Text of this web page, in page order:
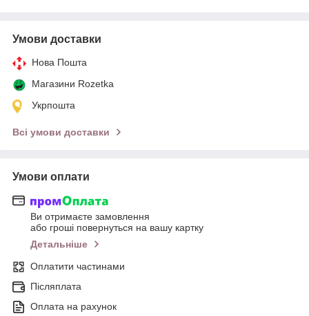
Умови доставки
Нова Пошта
Магазини Rozetka
Укрпошта
Всі умови доставки
Умови оплати
Ви отримаєте замовлення
або гроші повернуться на вашу картку
Детальніше
Оплатити частинами
Післяплата
Оплата на рахунок